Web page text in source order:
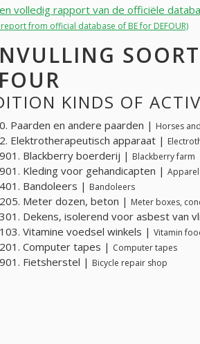
volledig rapport van de officiële
from official database of BE for DEFOUR)
KINDS OF
Paarden en andere paarden | Horses
Elektrotherapeutisch apparaat |
Blackberry boerderij | Blackberry farm
Kleding voor gehandicapten |
Bandoleers | Bandoleers
Meter dozen, beton | Meter boxes,
Dekens, isolerend voor asbest van
Vitamine voedsel winkels | Vitamin
Computer tapes | Computer tapes
Fietsherstel | Bicycle repair shop